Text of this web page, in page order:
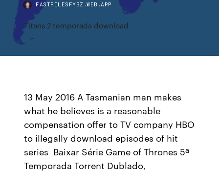
FASTFILESFYBZ.WEB.APP
Titans 2 temporada download
13 May 2016 A Tasmanian man makes
what he believes is a reasonable
compensation offer to TV company HBO
to illegally download episodes of hit
series Baixar Série Game of Thrones 5ª
Temporada Torrent Dublado,